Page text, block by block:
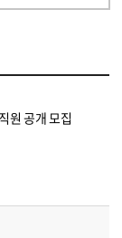
원 공개 모집